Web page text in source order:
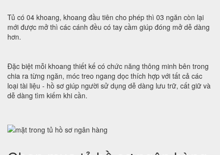
Tủ có 04 khoang, khoang đầu tiên cho phép thì 03 ngăn còn lại
mới được mở thì các cánh đều có tay cầm giúp đóng mở dễ dàng
hơn.
Đặc biệt mỗi khoang thiết kế có chức năng thông minh bên trong
chia ra từng ngăn, móc treo ngang dọc thích hợp với tất cả các
loại tài liệu - hồ sơ giúp người sử dụng dễ dàng lưu trữ, cất giữ và
dễ dàng tìm kiếm khi cần.